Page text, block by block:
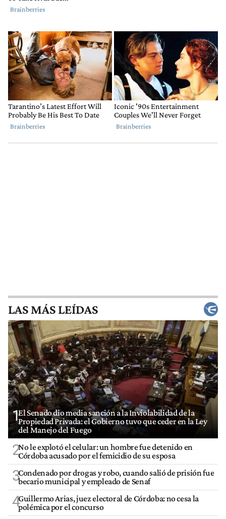
LAS MÁS LEÍDAS
1El Senado dio media sanción a la Inviolabilidad de la
Propiedad Privada: el Gobierno tuvo que ceder en la Ley
del Manejo del Fuego
2No le explotó el celular: un hombre fue detenido en
Córdoba acusado por el femicidio de su esposa
3Condenado por drogas y robo, cuando salió de prisión fue
becario municipal y empleado de Senaf
4Guillermo Arias, juez electoral de Córdoba: no cesa la
polémica por el concurso